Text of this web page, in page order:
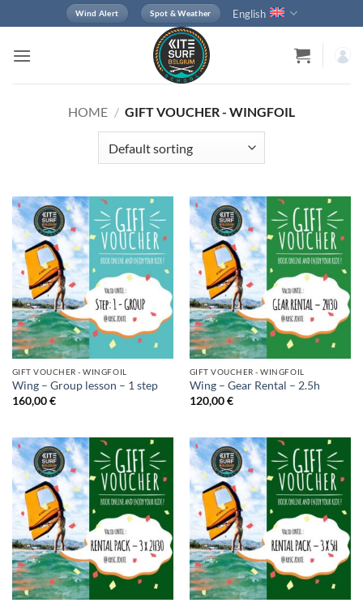
to
content
Wind Alert Spot & Weather English
HOME / GIFT VOUCHER - WINGFOIL
GIFT VOUCHER - WINGFOIL
Wing – Group lesson – 1 step
160,00€
GIFT VOUCHER - WINGFOIL
Wing – Gear Rental – 2.5h
120,00€